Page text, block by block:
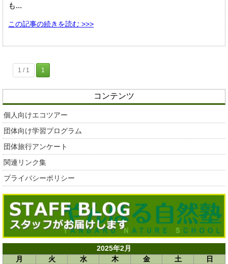
も...
この記事の続きを読む >>>
1 / 1 1
コンテンツ
個人向けエコツアー
団体向け学習プログラム
団体旅行アンケート
関連リンク集
プライバシーポリシー
2025年2月
月
火 水 木 金 土
日